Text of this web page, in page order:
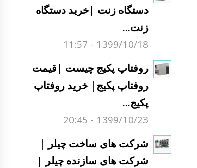
دستگاه زنت |خرید دستگاه
زنت...
1399/10/18 - 11:57
روفتاپ پکیج چیست |قیمت
روفتاپ پکیج| خرید روفتاپ
پکیج...
1399/10/23 - 20:45
شرکت های ساخت چیلر |
شرکت های سازنده چیلر |